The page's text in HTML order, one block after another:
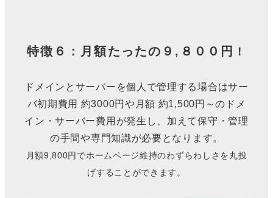
特徴６：月額たったの９,８００円 ！
ドメインとサーバーを個人で管理する場合はサー
バ初期費用 約3000円や月額 約1,500円～のドメ
イン・サーバー費用が発生し、加えて保守・管理
の手間や専門知識が必要となります。
月額9,800円でホームページ維持のわずらわしさを丸投
げすることができます。